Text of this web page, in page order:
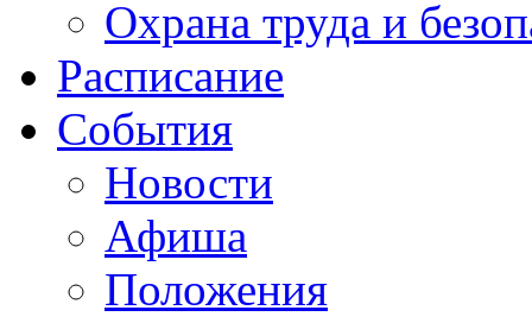
Охрана труда и
Расписание
События
Новости
Афиша
Положения